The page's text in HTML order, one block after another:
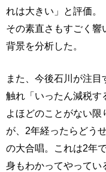
れは大きい」と評価。
その素直さもすごく響
背景を分析した。
また、今後石川が注
触れ「いったん減税す
よほどのことがない
が、2年経ったらどう
の大合唱。これは2年
身もわかってやってい